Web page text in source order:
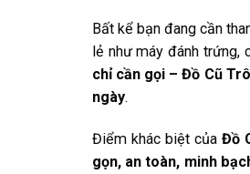
Bất kể bạn đang cần
lẻ như máy đánh trứng,
chỉ cần gọi – Đồ Cũ
ngày.
Điểm khác biệt của Đồ
gọn, an toàn, minh